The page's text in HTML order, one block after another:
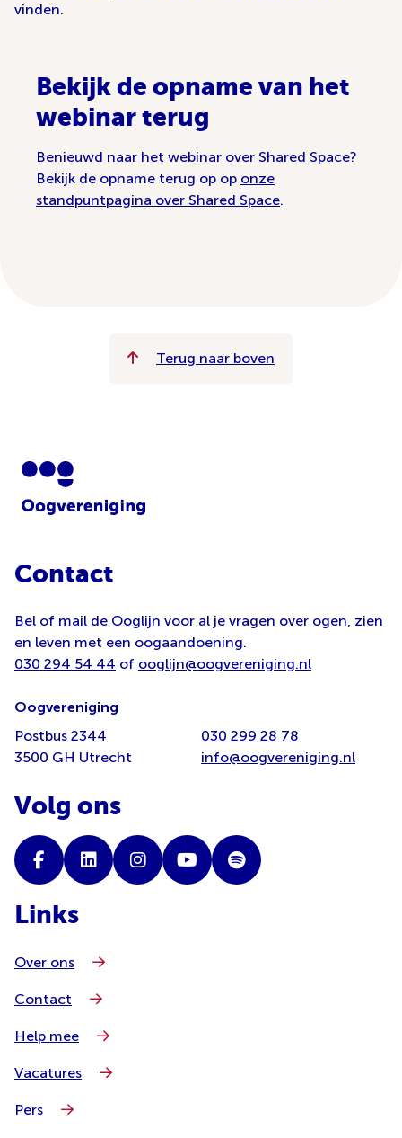
vinden.
Bekijk de opname van het
webinar terug
Benieuwd naar het webinar over Shared Space?
Bekijk de opname terug op op onze
standpuntpagina over Shared Space.
Terug naar boven
Contact
Bel of mail de Ooglijn voor al je vragen over ogen, zien
en leven met een oogaandoening.
030 294 54 44 of ooglijn@oogvereniging.nl
Oogvereniging
Postbus 2344
3500 GH Utrecht
030 299 28 78
info@oogvereniging.nl
Volg ons
Links
Over ons
Contact
Help mee
Vacatures
Pers